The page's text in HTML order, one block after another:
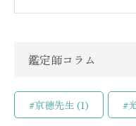
鑑定師コラム
#京穂先生 (1) #